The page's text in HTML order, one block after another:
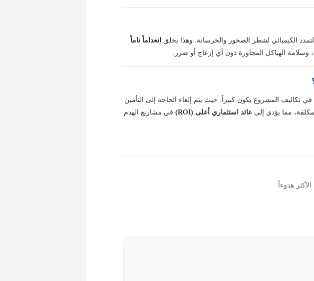
انعداماً تاماً
وسلامة الهياكل المجاورة دون أي إزعاج أو ضرر.
تكاليف المشروع يكون كبيراً. حيث يتم إلغاء الحاجة إلى التأمين
مما يؤدي إلى عائد استثماري أعلى (ROI)
في مشاريع الهدم